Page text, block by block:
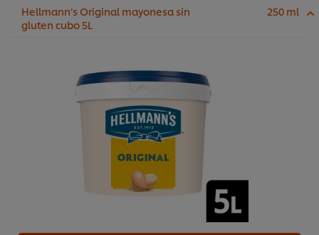
Hellmann’s Original mayonesa sin
gluten cubo 5L
250 ml